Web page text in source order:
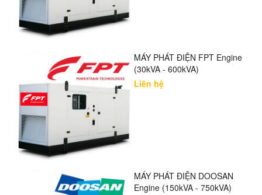
MÁY PHÁT ĐIỆN FPT Engine
(30kVA - 600kVA)
Liên hệ
MÁY PHÁT ĐIỆN DOOSAN
Engine (150kVA - 750kVA)